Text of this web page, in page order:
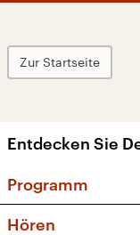
Zur Startseite
Entdecken Sie
Programm
Hören